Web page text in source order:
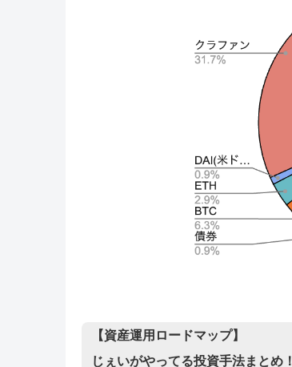
【資産運用ロードマップ】
じぇいがやってる投資手法まとめ！